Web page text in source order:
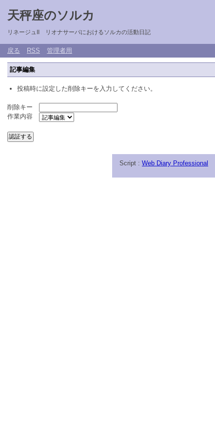
天秤座のソルカ
リネージュII リオナサーバにおけるソルカの活動日記
戻る RSS 管理者用
記事編集
投稿時に設定した削除キーを入力してください。
削除キー
作業内容
Script : Web Diary Professional